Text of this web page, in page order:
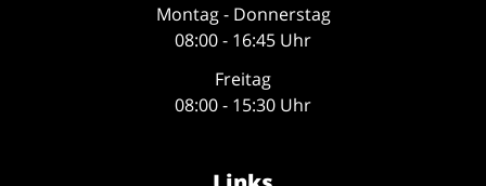
Montag - Donnerstag
08:00 - 16:45 Uhr
Freitag
08:00 - 15:30 Uhr